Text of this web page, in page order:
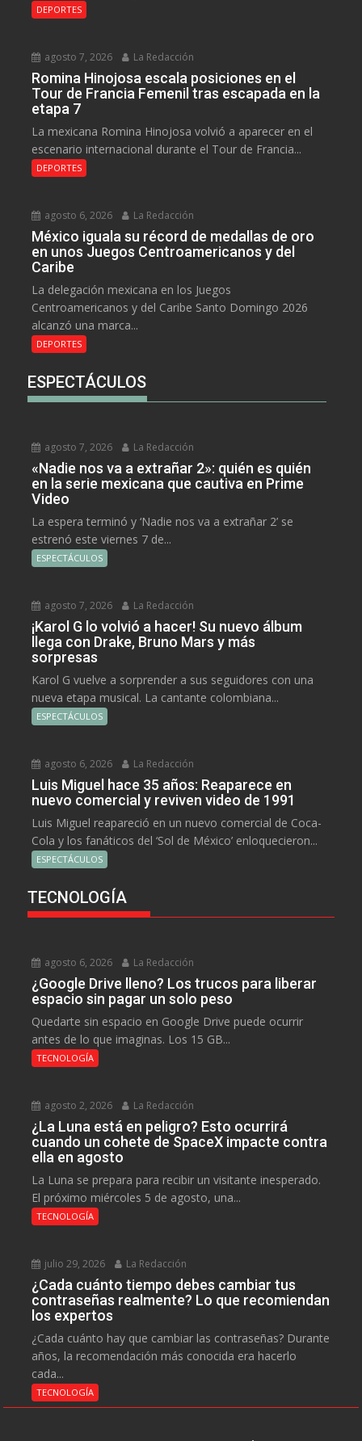
DEPORTES
agosto 7, 2026 La Redacción
Romina Hinojosa escala posiciones en el
Tour de Francia Femenil tras escapada en la
etapa 7
La mexicana Romina Hinojosa volvió a aparecer en el
escenario internacional durante el Tour de Francia...
DEPORTES
agosto 6, 2026 La Redacción
México iguala su récord de medallas de oro
en unos Juegos Centroamericanos y del
Caribe
La delegación mexicana en los Juegos
Centroamericanos y del Caribe Santo Domingo 2026
alcanzó una marca...
DEPORTES
ESPECTÁCULOS
agosto 7, 2026 La Redacción
«Nadie nos va a extrañar 2»: quién es quién
en la serie mexicana que cautiva en Prime
Video
La espera terminó y ‘Nadie nos va a extrañar 2’ se
estrenó este viernes 7 de...
ESPECTÁCULOS
agosto 7, 2026 La Redacción
¡Karol G lo volvió a hacer! Su nuevo álbum
llega con Drake, Bruno Mars y más
sorpresas
Karol G vuelve a sorprender a sus seguidores con una
nueva etapa musical. La cantante colombiana...
ESPECTÁCULOS
agosto 6, 2026 La Redacción
Luis Miguel hace 35 años: Reaparece en
nuevo comercial y reviven video de 1991
Luis Miguel reapareció en un nuevo comercial de Coca-
Cola y los fanáticos del ‘Sol de México’ enloquecieron...
ESPECTÁCULOS
TECNOLOGÍA
agosto 6, 2026 La Redacción
¿Google Drive lleno? Los trucos para liberar
espacio sin pagar un solo peso
Quedarte sin espacio en Google Drive puede ocurrir
antes de lo que imaginas. Los 15 GB...
TECNOLOGÍA
agosto 2, 2026 La Redacción
¿La Luna está en peligro? Esto ocurrirá
cuando un cohete de SpaceX impacte contra
ella en agosto
La Luna se prepara para recibir un visitante inesperado.
El próximo miércoles 5 de agosto, una...
TECNOLOGÍA
julio 29, 2026 La Redacción
¿Cada cuánto tiempo debes cambiar tus
contraseñas realmente? Lo que recomiendan
los expertos
¿Cada cuánto hay que cambiar las contraseñas? Durante
años, la recomendación más conocida era hacerlo
cada...
TECNOLOGÍA